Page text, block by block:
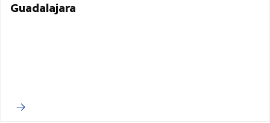
Guadalajara